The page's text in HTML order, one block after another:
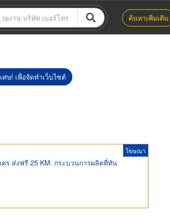
ค้นหาเพิ่มเติม
ษ! เพื่อจัดทำเว็บไซต์
โฆษณา
ร ส่งฟรี 25 KM. กระบวนการผลิตที่ทัน